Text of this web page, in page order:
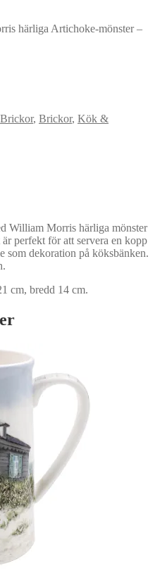
härliga Artichoke-mönster –
Brickor, Brickor, Kök &
William Morris härliga mönster
perfekt för att servera en kopp
som dekoration på köksbänken.
cm, bredd 14 cm.